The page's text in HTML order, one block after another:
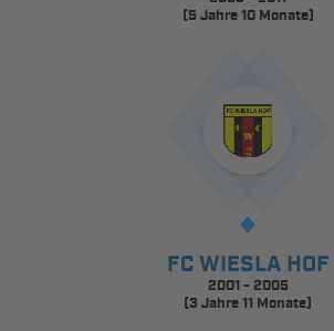
(5 Jahre 10 Monate)
FC WIESLA HOF
2001 - 2005
(3 Jahre 11 Monate)